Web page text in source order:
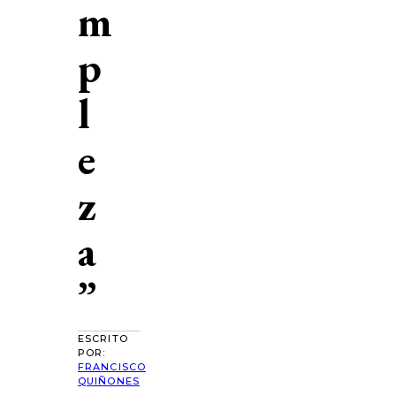
m
p
l
e
z
a
”
ESCRITO
POR:
FRANCISCO
QUIÑONES